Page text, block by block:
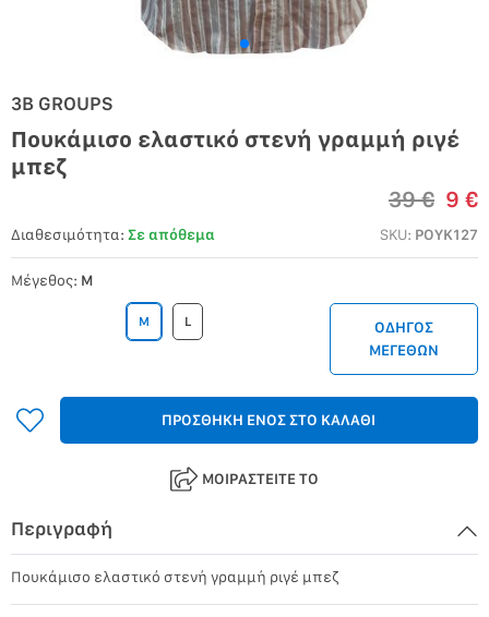
3B GROUPS
Πουκάμισο ελαστικό στενή γραμμή ριγέ
μπεζ
39 € 9 €
Διαθεσιμότητα: Σε απόθεμα SKU: POYK127
Μέγεθος: M
M L
ΟΔΗΓΟΣ
ΜΕΓΕΘΩΝ
ΠΡΟΣΘΗΚΗ ΕΝΟΣ ΣΤΟ ΚΑΛΑΘΙ
ΜΟΙΡΑΣΤΕΙΤΕ ΤΟ
Περιγραφή
Πουκάμισο ελαστικό στενή γραμμή ριγέ μπεζ